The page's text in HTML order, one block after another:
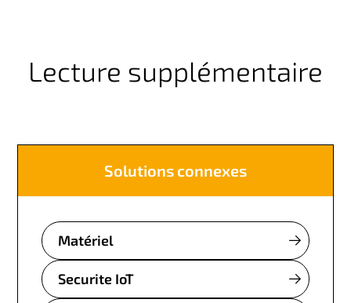
Lecture supplémentaire
Solutions connexes
Matériel
Securite IoT